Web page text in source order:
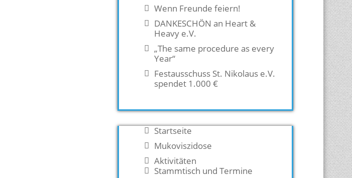
Wenn Freunde feiern!
DANKESCHÖN an Heart &
Heavy e.V.
„The same procedure as every
Year“
Festausschuss St. Nikolaus e.V.
spendet 1.000 €
Startseite
Mukoviszidose
Aktivitäten
Stammtisch und Termine